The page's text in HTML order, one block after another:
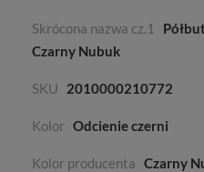
Skrócona nazwa cz.1
Czarny Nubuk
SKU 2010000210772
Kolor Odcienie czerni
Kolor producenta Czarny